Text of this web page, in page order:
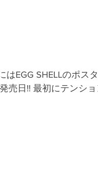
はEGG SHELLのポス
発売日!! 最初にテンシ